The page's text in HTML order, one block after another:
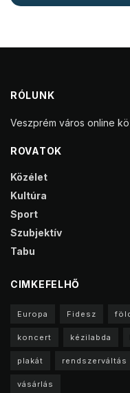
RÓLUNK
Veszprém város online
ROVATOK
Közélet
Kultúra
Sport
Szubjektív
Tabu
CIMKEFELHŐ
Europa Fidesz
koncert kézilabda
plakát rendszerváltás
vásárlás